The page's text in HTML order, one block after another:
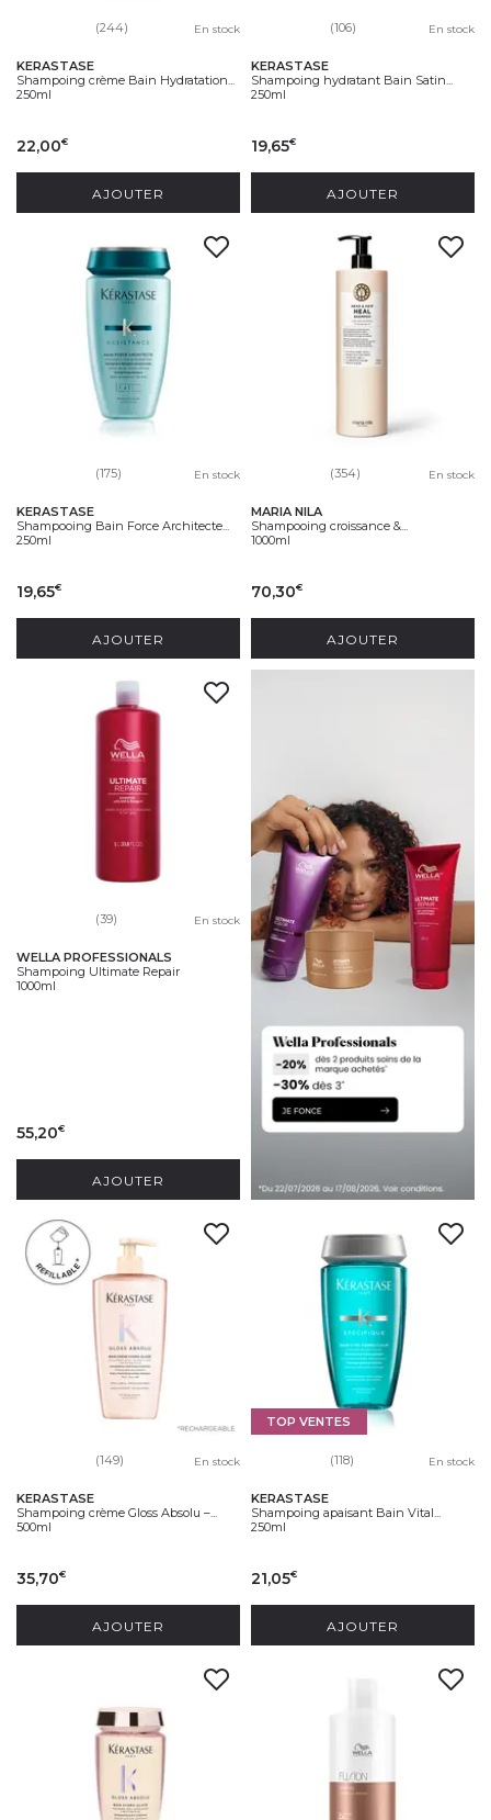
(244) En stock
KERASTASE
Shampoing crème Bain Hydratation...
250ml
22,00€
AJOUTER
(106) En stock
KERASTASE
Shampoing hydratant Bain Satin...
250ml
19,65€
AJOUTER
(175) En stock
KERASTASE
Shampooing Bain Force Architecte...
250ml
19,65€
AJOUTER
(354) En stock
MARIA NILA
Shampooing croissance &...
1000ml
70,30€
AJOUTER
(39) En stock
WELLA PROFESSIONALS
Shampoing Ultimate Repair
1000ml
55,20€
AJOUTER
(149) En stock
KERASTASE
Shampoing crème Gloss Absolu –...
500ml
35,70€
AJOUTER
TOP VENTES
(118) En stock
KERASTASE
Shampoing apaisant Bain Vital...
250ml
21,05€
AJOUTER